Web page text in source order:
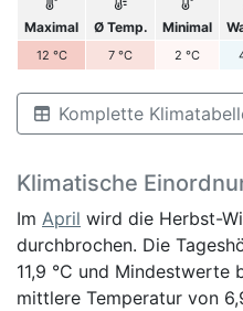
Maximal Ø Temp. Minimal
12 °C 7 °C 2 °C
Komplette
Klimatische
Im April wird die Herbst-
durchbrochen. Die
11,9 °C und Mindestwerte
mittlere Temperatur von